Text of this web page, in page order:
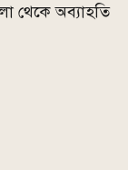
থেকে অব্যাহতি